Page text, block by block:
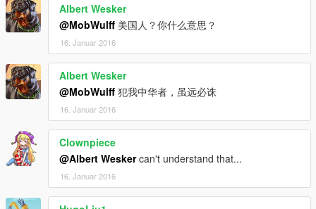
Albert Wesker
@MobWulff 美国人？你什么意思？
16. Januar 2016
Albert Wesker
@MobWulff 犯我中华者，虽远必诛
16. Januar 2016
Clownpiece
@Albert Weskercan't understand that...
16. Januar 2016